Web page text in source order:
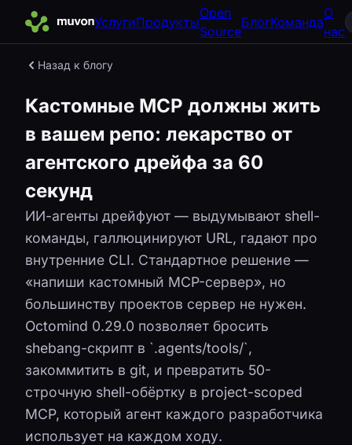
УслугиПродукты
Open
Source
БлогКоманда
О
нас
Назад к блогу
Кастомные MCP должны жить
в вашем репо: лекарство от
агентского дрейфа за 60
секунд
ИИ-агенты дрейфуют — выдумывают shell-
команды, галлюцинируют URL, гадают про
внутренние CLI. Стандартное решение —
«напиши кастомный MCP-сервер», но
большинству проектов сервер не нужен.
Octomind 0.29.0 позволяет бросить
shebang-скрипт в `.agents/tools/`,
закоммитить в git, и превратить 50-
строчную shell-обёртку в project-scoped
MCP, который агент каждого разработчика
использует на каждом ходу.